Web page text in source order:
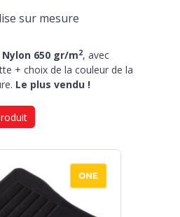
sur mesure
Nylon 650 gr/m2, avec
+ choix de la couleur de la
Le plus vendu !